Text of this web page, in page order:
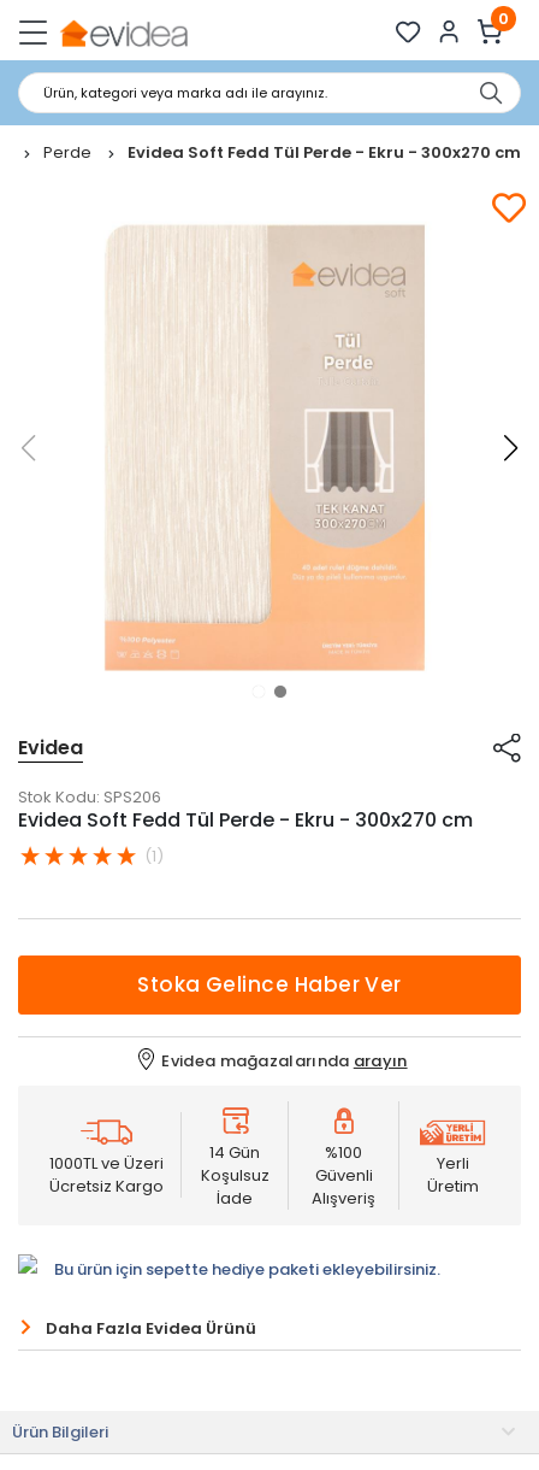
0
Ürün, kategori veya marka adı ile arayınız.
Perde Evidea Soft Fedd Tül Perde - Ekru - 300x270 cm
Evidea
Stok Kodu: SPS206
Evidea Soft Fedd Tül Perde - Ekru - 300x270 cm
(1)
Stoka Gelince Haber Ver
Evidea mağazalarında arayın
1000TL ve Üzeri
Ücretsiz Kargo
14 Gün
Koşulsuz
İade
%100
Güvenli
Alışveriş
Yerli
Üretim
Bu ürün için sepette hediye paketi ekleyebilirsiniz.
Daha Fazla Evidea Ürünü
Ürün Bilgileri